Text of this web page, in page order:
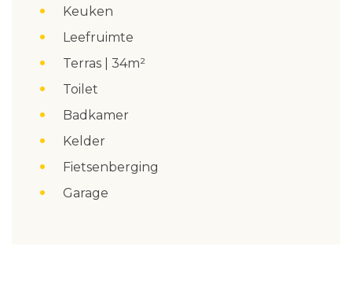
Keuken
Leefruimte
Terras | 34m²
Toilet
Badkamer
Kelder
Fietsenberging
Garage